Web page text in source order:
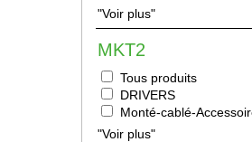
"Voir plus"
MKT2
Tous produits
DRIVERS
Monté-cablé-
"Voir plus"